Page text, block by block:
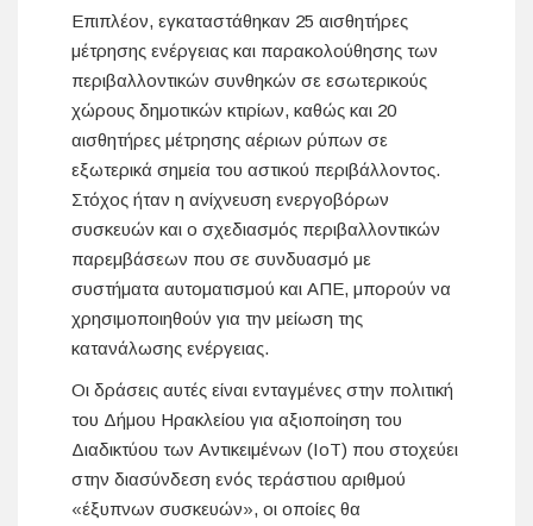
Επιπλέον, εγκαταστάθηκαν 25 αισθητήρες
μέτρησης ενέργειας και παρακολούθησης των
περιβαλλοντικών συνθηκών σε εσωτερικούς
χώρους δημοτικών κτιρίων, καθώς και 20
αισθητήρες μέτρησης αέριων ρύπων σε
εξωτερικά σημεία του αστικού περιβάλλοντος.
Στόχος ήταν η ανίχνευση ενεργοβόρων
συσκευών και ο σχεδιασμός περιβαλλοντικών
παρεμβάσεων που σε συνδυασμό με
συστήματα αυτοματισμού και ΑΠΕ, μπορούν να
χρησιμοποιηθούν για την μείωση της
κατανάλωσης ενέργειας.
Οι δράσεις αυτές είναι ενταγμένες στην πολιτική
του Δήμου Ηρακλείου για αξιοποίηση του
Διαδικτύου των Αντικειμένων (IοΤ) που στοχεύει
στην διασύνδεση ενός τεράστιου αριθμού
«έξυπνων συσκευών», οι οποίες θα